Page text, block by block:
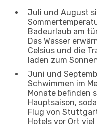
Juli und August
Badeurlaub am
Das Wasser
Celsius und die
laden zum
Juni und
Schwimmen im
Monate befinden
Hauptsaison,
Flug von
Hotels vor Ort